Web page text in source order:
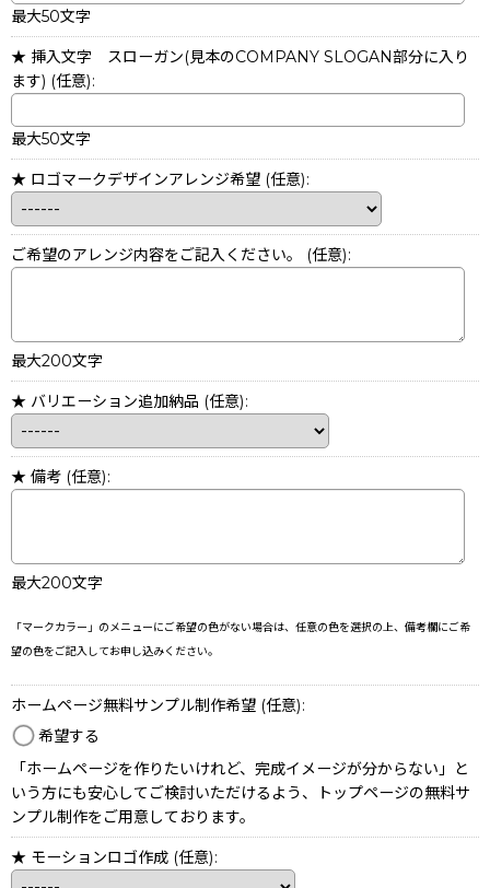
最大50文字
★ 挿入文字 スローガン(見本のCOMPANY SLOGAN部分に入り
ます) (任意):
最大50文字
★ ロゴマークデザインアレンジ希望 (任意):
ご希望のアレンジ内容をご記入ください。 (任意):
最大200文字
★ バリエーション追加納品 (任意):
★ 備考 (任意):
最大200文字
「マークカラー」のメニューにご希望の色がない場合は、任意の色を選択の上、備考欄にご希
望の色をご記入してお申し込みください。
ホームページ無料サンプル制作希望 (任意):
希望する
「ホームページを作りたいけれど、完成イメージが分からない」と
いう方にも安心してご検討いただけるよう、トップページの無料サ
ンプル制作をご用意しております。
★ モーションロゴ作成 (任意):